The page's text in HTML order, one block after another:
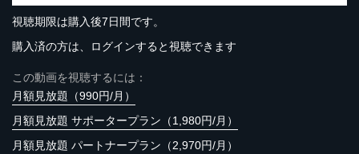
視聴期限は購入後7日間です。
購入済の方は、ログインすると視聴できます
この動画を視聴するには：
月額見放題（990円/月）
月額見放題 サポータープラン（1,980円/月）
月額見放題 パートナープラン（2,970円/月）